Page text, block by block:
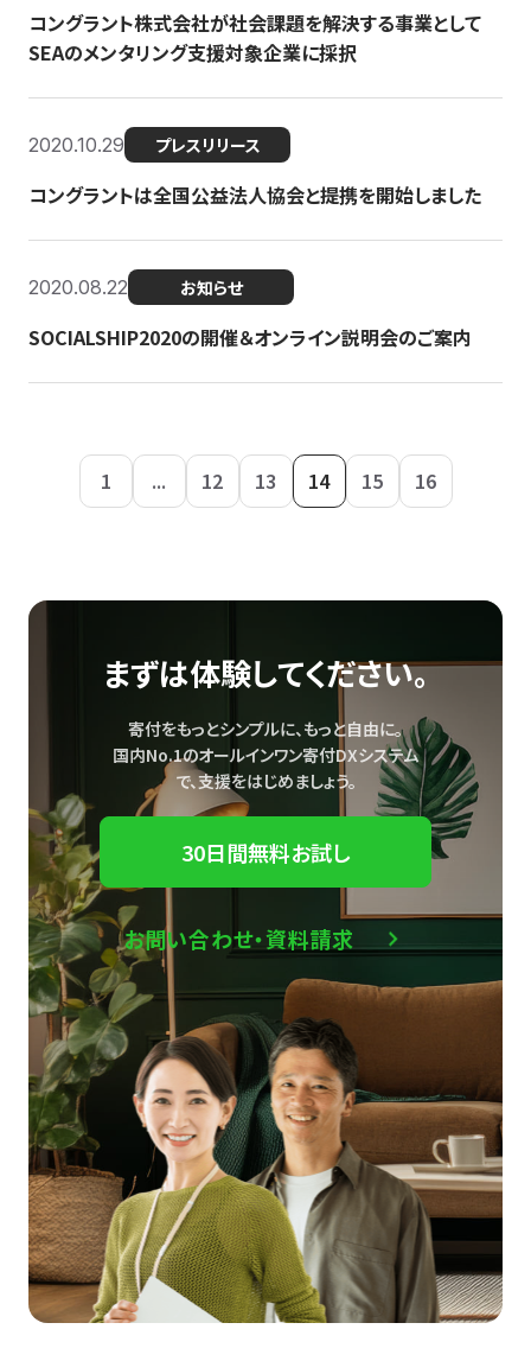
コングラント株式会社が社会課題を解決する事業として
SEAのメンタリング支援対象企業に採択
2020.10.29 プレスリリース
コングラントは全国公益法人協会と提携を開始しました
2020.08.22 お知らせ
SOCIALSHIP2020の開催＆オンライン説明会のご案内
1 ... 12 13 14 15 16
まずは体験してください。
寄付をもっとシンプルに、もっと自由に。
国内No.1のオールインワン寄付DXシステム
で、支援をはじめましょう。
30日間無料お試し
お問い合わせ・資料請求